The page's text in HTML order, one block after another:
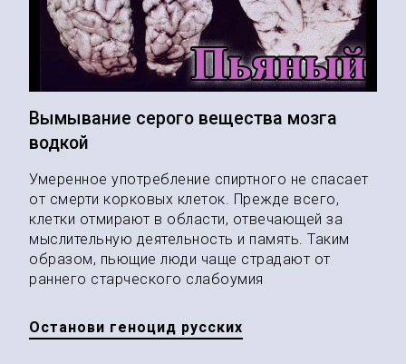
Вымывание серого вещества мозга
водкой
Умеренное употребление спиртного не спасает
от смерти корковых клеток. Прежде всего,
клетки отмирают в области, отвечающей за
мыслительную деятельность и память. Таким
образом, пьющие люди чаще страдают от
раннего старческого слабоумия
Останови геноцид русских